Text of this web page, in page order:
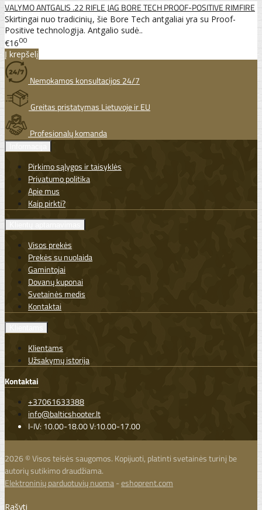
VALYMO ANTGALIS .22 RIFLE JAG BORE TECH PROOF-POSITIVE RIMFIRE
Skirtingai nuo tradicinių, šie Bore Tech antgaliai yra su Proof-
Positive technologija. Antgalio sudė..
€1600
Į krepšelį
Nemokamos konsultacijos 24/7
Greitas pristatymas Lietuvoje ir EU
Profesionalų komanda
Pirkimo sąlygos ir taisyklės
Privatumo politika
Apie mus
Kaip pirkti?
Visos prekės
Prekės su nuolaida
Gamintojai
Dovanų kuponai
Svetainės medis
Kontaktai
Klientams
Užsakymų istorija
Kontaktai
+37061633388
info@balticshooter.lt
I-IV: 10.00-18.00 V:10.00-17.00
2026 © Visos teisės saugomos. Kopijuoti, platinti svetainės turinį be
autorių sutikimo draudžiama.
Elektroninių parduotuvių nuoma-eshoprent.com
Rašyti